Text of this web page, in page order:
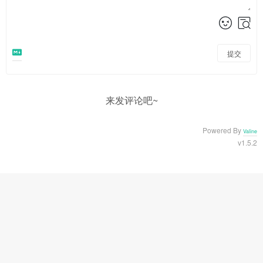
提交
来发评论吧~
Powered By Valine
v1.5.2